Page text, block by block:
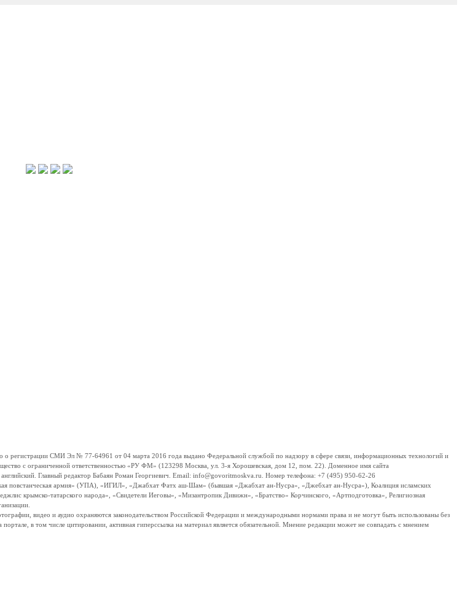
СМИ Эл № 77-64961 от 04 марта 2016 года выдано Федеральной службой по надзору в сфере связи, информационных технологий и
с ограниченной ответственностью «РУ ФМ» (123298 Москва, ул. 3-я Хорошевская, дом 12, пом. 22). Доменное имя сайта
Главный редактор Бабаян Роман Георгиевич. Email: info@govoritmoskva.ru. Номер телефона: +7 (495) 950-62-26
повстанческая армия» (УПА), «ИГИЛ», «Джабхат Фатх аш-Шам» (бывшая «Джабхат ан-Нусра», «Джебхат ан-Нусра»), Коалиция исламских
крымско-татарского народа», «Свидетели Иеговы», «Мизантропик Дивижн», «Братство» Корчинского, «Артподготовка», Религиозная
видео и аудио охраняются законодательством Российской Федерации и международными нормами права и не могут быть использованы без
в том числе цитировании, активная гиперссылка на материал является обязательной. Мнение редакции может не совпадать с мнением